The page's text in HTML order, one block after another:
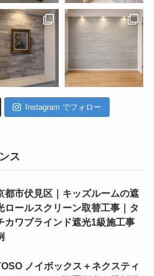
Instagram でフォロー
ス
都市伏見区｜キッズルームの遮
ロールスクリーン取替工事｜タ
カワブラインド遮光1級施工事
ノイボックス＋ネクスティ